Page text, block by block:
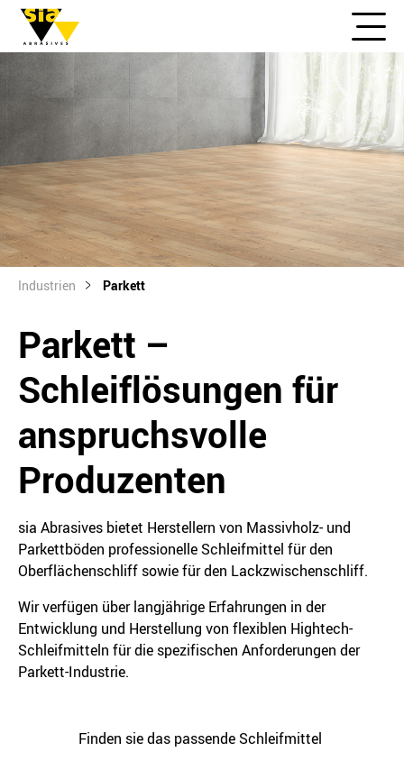
Industrien Parkett
Parkett –
Schleiflösungen für
anspruchsvolle
Produzenten
sia Abrasives bietet Herstellern von Massivholz- und
Parkettböden professionelle Schleifmittel für den
Oberflächenschliff sowie für den Lackzwischenschliff.
Wir verfügen über langjährige Erfahrungen in der
Entwicklung und Herstellung von flexiblen Hightech-
Schleifmitteln für die spezifischen Anforderungen der
Parkett-Industrie.
Finden sie das passende Schleifmittel